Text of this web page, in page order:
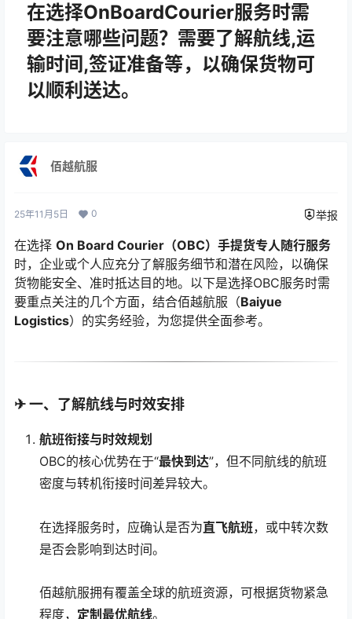
在选择OnBoardCourier服务时需
要注意哪些问题？需要了解航线,运
输时间,签证准备等，以确保货物可
以顺利送达。
佰越航服
25年11月5日 0 举报
在选择 On Board Courier（OBC）手提货专人随行服务
时，企业或个人应充分了解服务细节和潜在风险，以确保
货物能安全、准时抵达目的地。以下是选择OBC服务时需
要重点关注的几个方面，结合佰越航服（Baiyue
Logistics）的实务经验，为您提供全面参考。
✈ 一、了解航线与时效安排
航班衔接与时效规划
OBC的核心优势在于“最快到达”，但不同航线的航班
密度与转机衔接时间差异较大。
在选择服务时，应确认是否为直飞航班，或中转次数
是否会影响到达时间。
佰越航服拥有覆盖全球的航班资源，可根据货物紧急
程度， 定制最优航线。